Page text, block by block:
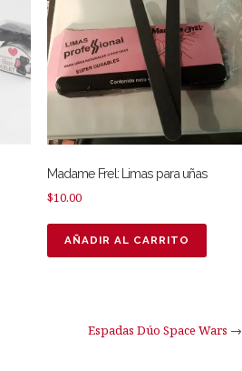
Madame Frel: Limas para uñas
$10.00
AÑADIR AL CARRITO
Espadas Dúo Space Wars →